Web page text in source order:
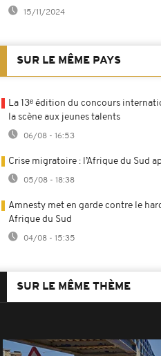
15/11/2024
SUR LE MÊME PAYS
La 13ᵉ édition du concours
la scène aux jeunes talents
06/08 - 16:53
Crise migratoire : l’Afrique du Sud
05/08 - 18:38
Amnesty met en garde contre le
Afrique du Sud
04/08 - 15:35
SUR LE MÊME THÈME